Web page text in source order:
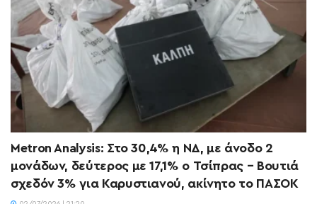
Metron Analysis: Στο 30,4% η ΝΔ, με άνοδο 2
μονάδων, δεύτερος με 17,1% ο Τσίπρας – Βουτιά
σχεδόν 3% για Καρυστιανού, ακίνητο το ΠΑΣΟΚ